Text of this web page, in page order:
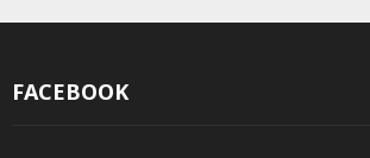
FACEBOOK